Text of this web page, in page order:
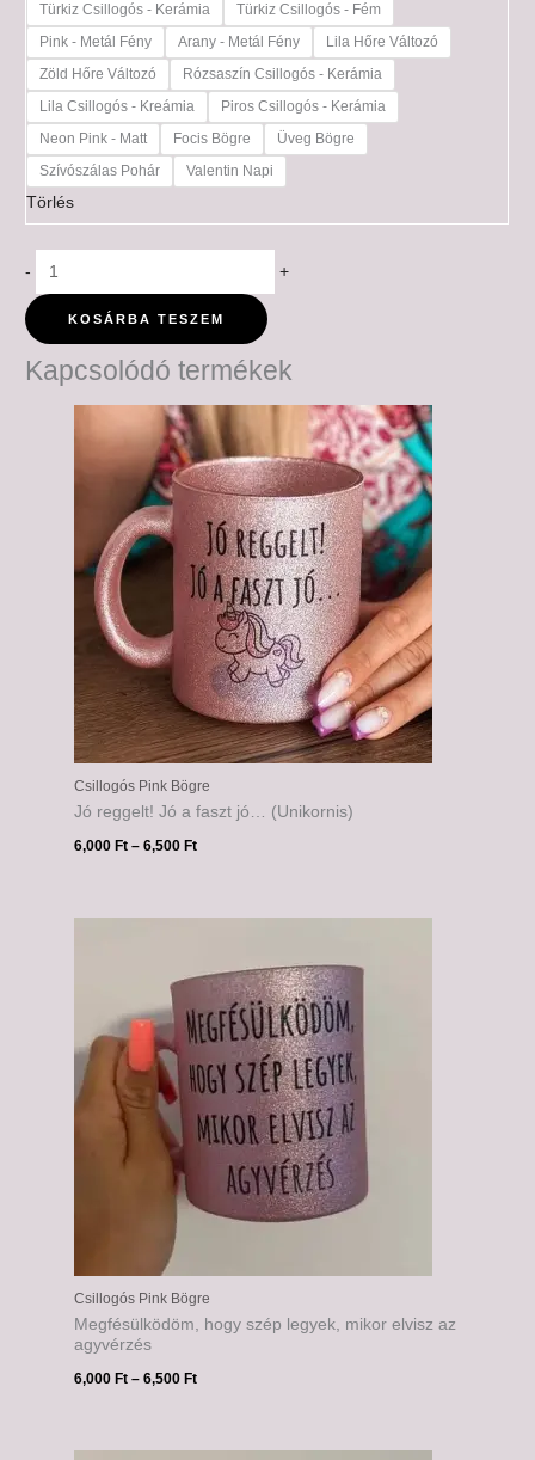
Türkiz Csillogós - Kerámia
Türkiz Csillogós - Fém
Pink - Metál Fény
Arany - Metál Fény
Lila Hőre Változó
Zöld Hőre Változó
Rózsaszín Csillogós - Kerámia
Lila Csillogós - Kreámia
Piros Csillogós - Kerámia
Neon Pink - Matt
Focis Bögre
Üveg Bögre
Szívószálas Pohár
Valentin Napi
Törlés
- +
KOSÁRBA TESZEM
Kapcsolódó termékek
Csillogós Pink Bögre
Jó reggelt! Jó a faszt jó… (Unikornis)
6,000Ft – 6,500Ft
6,000 Ft
-
6,500 Ft
Csillogós Pink Bögre
Megfésülködöm, hogy szép legyek, mikor elvisz az
agyvérzés
6,000Ft – 6,500Ft
6,500 Ft